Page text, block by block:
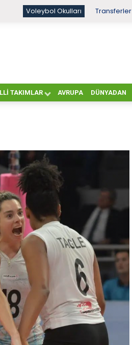
Voleybol Okulları Transferler
TAKIMLAR AVRUPA DÜNYADAN